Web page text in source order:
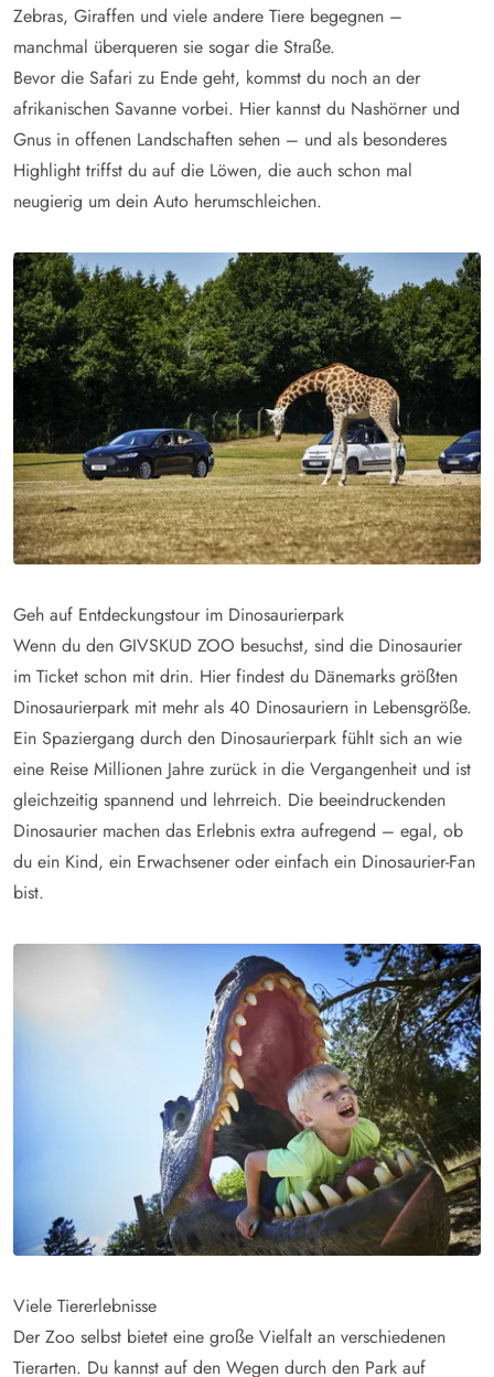
Zebras, Giraffen und viele andere Tiere begegnen –
manchmal überqueren sie sogar die Straße.
Bevor die Safari zu Ende geht, kommst du noch an der
afrikanischen Savanne vorbei. Hier kannst du Nashörner und
Gnus in offenen Landschaften sehen – und als besonderes
Highlight triffst du auf die Löwen, die auch schon mal
neugierig um dein Auto herumschleichen.
Geh auf Entdeckungstour im Dinosaurierpark
Wenn du den GIVSKUD ZOO besuchst, sind die Dinosaurier
im Ticket schon mit drin. Hier findest du Dänemarks größten
Dinosaurierpark mit mehr als 40 Dinosauriern in Lebensgröße.
Ein Spaziergang durch den Dinosaurierpark fühlt sich an wie
eine Reise Millionen Jahre zurück in die Vergangenheit und ist
gleichzeitig spannend und lehrreich. Die beeindruckenden
Dinosaurier machen das Erlebnis extra aufregend – egal, ob
du ein Kind, ein Erwachsener oder einfach ein Dinosaurier-Fan
bist.
Viele Tiererlebnisse
Der Zoo selbst bietet eine große Vielfalt an verschiedenen
Tierarten. Du kannst auf den Wegen durch den Park auf